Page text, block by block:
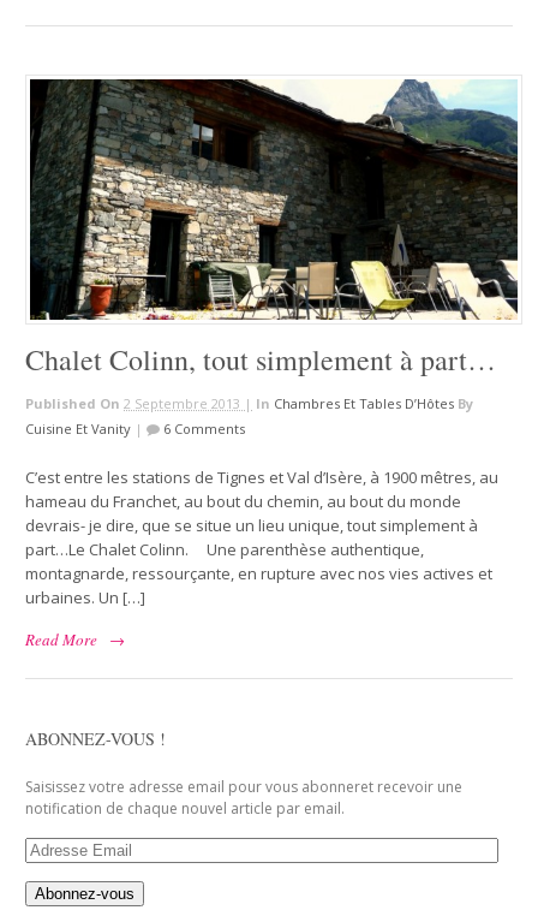
Chalet Colinn, tout simplement à part…
Published On 2 Septembre 2013 | In Chambres Et Tables D’Hôtes By
Cuisine Et Vanity | 6 Comments
C’est entre les stations de Tignes et Val d’Isère, à 1900 mêtres, au
hameau du Franchet, au bout du chemin, au bout du monde
devrais- je dire, que se situe un lieu unique, tout simplement à
part…Le Chalet Colinn. Une parenthèse authentique,
montagnarde, ressourçante, en rupture avec nos vies actives et
urbaines. Un […]
Read More
→
ABONNEZ-VOUS !
Saisissez votre adresse email pour vous abonneret recevoir une
notification de chaque nouvel article par email.
Adresse
Email